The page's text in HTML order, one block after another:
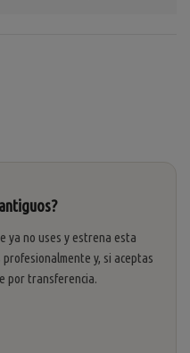
ya no uses y estrena esta
y, si aceptas
por transferencia.